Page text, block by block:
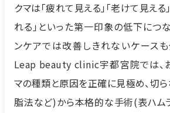
クマは「疲れて見える」「老けて見える
れる」といった第一印象の低下につ
ンケアでは改善しきれないケースも
Leap beauty clinic宇都宮院では、
マの種類と原因を正確に見極め、切
脂法など)から本格的な手術(表ハム